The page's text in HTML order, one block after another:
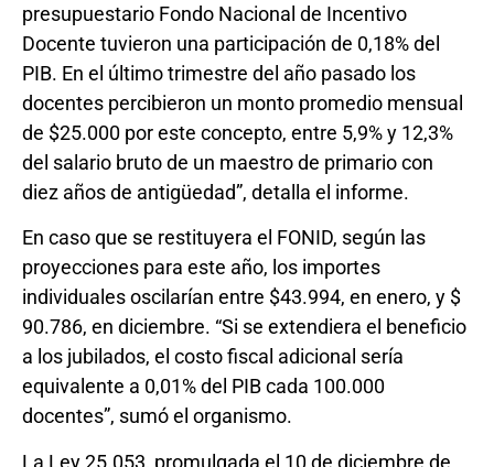
presupuestario Fondo Nacional de Incentivo
Docente tuvieron una participación de 0,18% del
PIB. En el último trimestre del año pasado los
docentes percibieron un monto promedio mensual
de $25.000 por este concepto, entre 5,9% y 12,3%
del salario bruto de un maestro de primario con
diez años de antigüedad”, detalla el informe.
En caso que se restituyera el FONID, según las
proyecciones para este año, los importes
individuales oscilarían entre $43.994, en enero, y $
90.786, en diciembre. “Si se extendiera el beneficio
a los jubilados, el costo fiscal adicional sería
equivalente a 0,01% del PIB cada 100.000
docentes”, sumó el organismo.
La Ley 25.053, promulgada el 10 de diciembre de